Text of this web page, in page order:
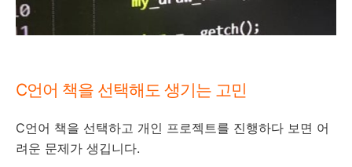
C언어 책을 선택해도 생기는 고민
C언어 책을 선택하고 개인 프로젝트를 진행하다 보면 어
려운 문제가 생깁니다.